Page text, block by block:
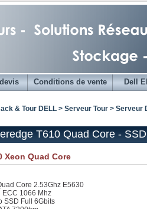
Conditions de vente Dell
& Tour DELL > Serveur Tour > Serveur
T610 Quad Core -
Xeon Quad Core
Core 2.53Ghz E5630
ECC 1066 Mhz
SSD Full 6Gbits